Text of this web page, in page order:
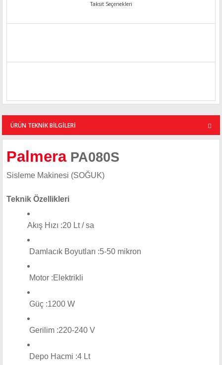
Taksit Seçenekleri
ÜRÜN TEKNİK BİLGİLERİ
PalmeraPA080S
Sisleme Makinesi (SOĞUK)
Teknik Özellikleri
Akış Hızı :20 Lt / sa
Damlacık Boyutları :5-50 mikron
Motor :Elektrikli
Güç :1200 W
Gerilim :220-240 V
Depo Hacmi :4 Lt